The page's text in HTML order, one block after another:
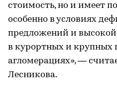
стоимость, но и имеет
особенно в условиях
предложений и высокой
в курортных и крупных
агломерациях», —
Лесникова.